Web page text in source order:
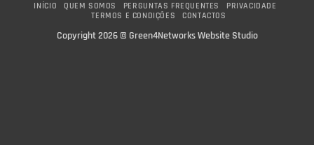
INÍCIO QUEM SOMOS PERGUNTAS FREQUENTES
PRIVACIDADE
TERMOS E CONDIÇÕES
CONTACTOS
Copyright 2026 © Green4Networks Website Studio